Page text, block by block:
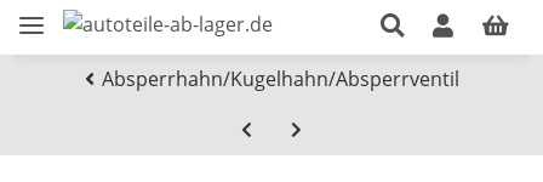
Absperrhahn/Kugelhahn/Absperrventil